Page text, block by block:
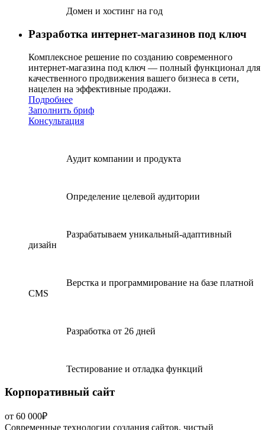
Домен и хостинг на год
Разработка интернет-магазинов под ключ
Комплексное решение по созданию современного
интернет-магазина под ключ — полный функционал для
качественного продвижения вашего бизнеса в сети,
нацелен на эффективные продажи.
Подробнее
Заполнить бриф
Консультация
Аудит компании и продукта
Определение целевой аудитории
Разрабатываем уникальный-адаптивный
дизайн
Верстка и программирование на базе платной
CMS
Разработка от 26 дней
Тестирование и отладка функций
Корпоративный сайт
от 60 000₽
Современные технологии создания сайтов, чистый